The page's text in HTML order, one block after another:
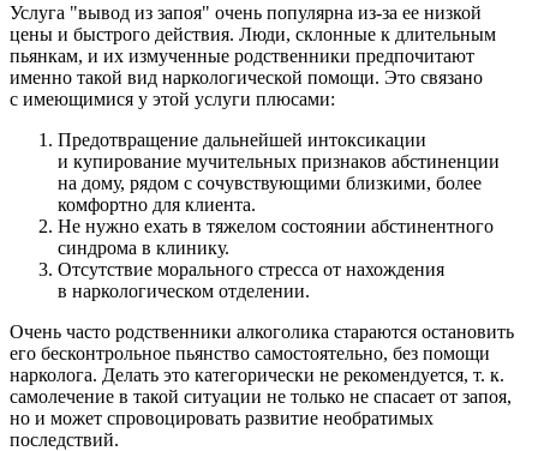
Услуга "вывод из запоя" очень популярна из-за ее низкой
цены и быстрого действия. Люди, склонные к длительным
пьянкам, и их измученные родственники предпочитают
именно такой вид наркологической помощи. Это связано
с имеющимися у этой услуги плюсами:
Предотвращение дальнейшей интоксикации
и купирование мучительных признаков абстиненции
на дому, рядом с сочувствующими близкими, более
комфортно для клиента.
Не нужно ехать в тяжелом состоянии абстинентного
синдрома в клинику.
Отсутствие морального стресса от нахождения
в наркологическом отделении.
Очень часто родственники алкоголика стараются остановить
его бесконтрольное пьянство самостоятельно, без помощи
нарколога. Делать это категорически не рекомендуется, т. к.
самолечение в такой ситуации не только не спасает от запоя,
но и может спровоцировать развитие необратимых
последствий.